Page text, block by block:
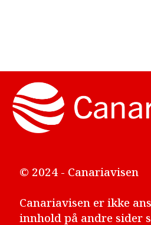
© 2024 - Canariavisen
Canariavisen er ikke
innhold på andre sider